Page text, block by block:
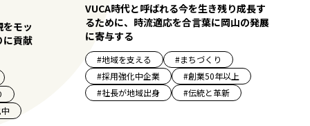
モッ
に貢献
VUCA時代と呼ばれる今を生き残り成長す
るために、時流適応を合言葉に岡山の発展
に寄与する
#地域を支える #まちづくり
#採用強化中企業 #創業50年以上
#社長が地域出身 #伝統と革新